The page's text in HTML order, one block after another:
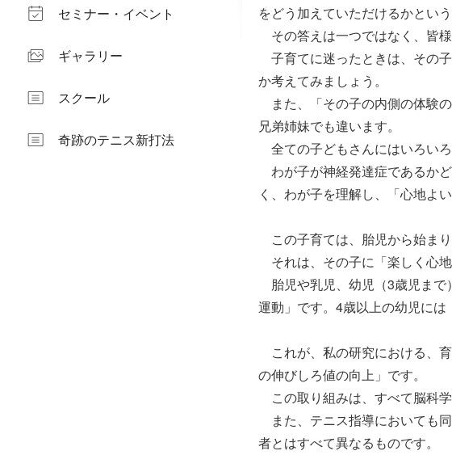
セミナー・イベント
ギャラリー
スクール
奇跡のテニス新打法
をどう加えていただけるかとい
その答えは一つではなく、皆様
子育てに迷ったときは、その
か考えてみましょう。
また、「その子の内側の体験
兄弟姉妹でも違います。
全ての子どもさんにはいろい
わが子が神経発達症であるか
く、わが子を理解し、「心地よ
この子育ては、胎児から始まり
それは、その子に「楽しく心
胎児や乳児、幼児（3歳児まで
運動」です。4歳以上の幼児に
これが、私の研究における、
の伸びしろ値の向上」です。
この取り組みは、すべて脳科学
また、テニス指導においても
者とはすべて異なるものです。